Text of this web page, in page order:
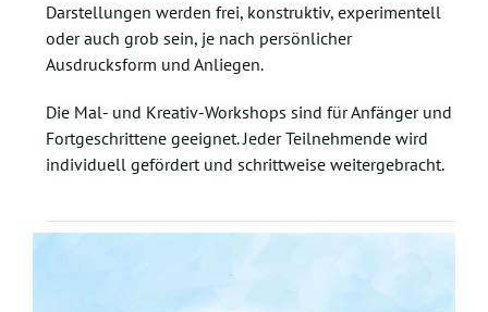
Darstellungen werden frei, konstruktiv, experimentell
oder auch grob sein, je nach persönlicher
Ausdrucksform und Anliegen.
Die Mal- und Kreativ-Workshops sind für Anfänger und
Fortgeschrittene geeignet. Jeder Teilnehmende wird
individuell gefördert und schrittweise weitergebracht.